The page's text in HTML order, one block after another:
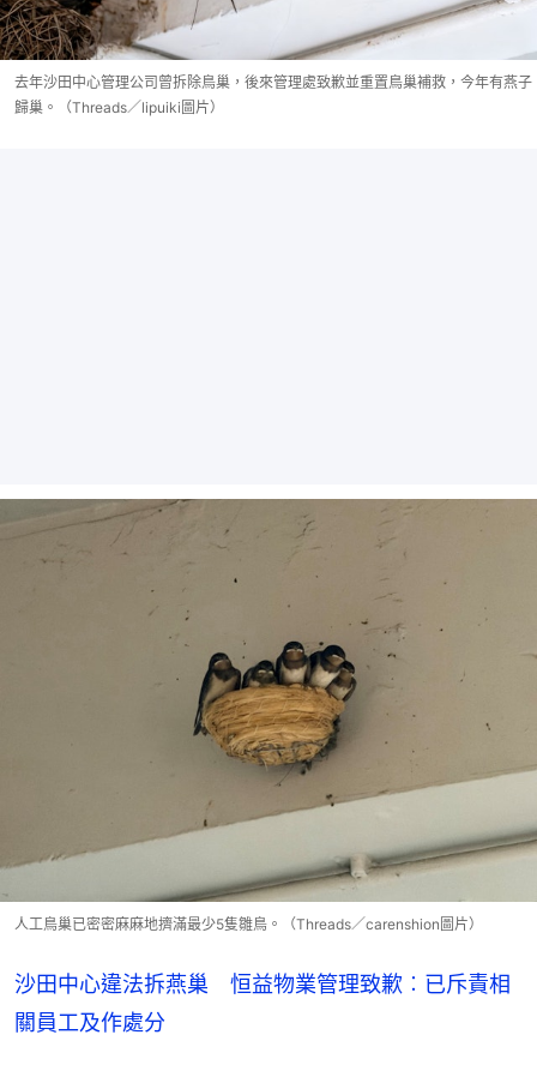
去年沙田中心管理公司曾拆除鳥巢，後來管理處致歉並重置鳥巢補救，今年有燕子
歸巢。（Threads／lipuiki圖片）
人工鳥巢已密密麻麻地擠滿最少5隻雛鳥。（Threads／carenshion圖片）
沙田中心違法拆燕巢 恒益物業管理致歉︰已斥責相
關員工及作處分